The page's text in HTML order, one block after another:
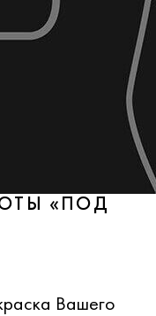
«ПОД
Вашего